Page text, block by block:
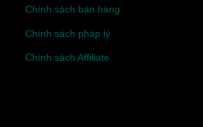
Chính sách bán hàng
Chính sách pháp lý
Chính sách Affiliate